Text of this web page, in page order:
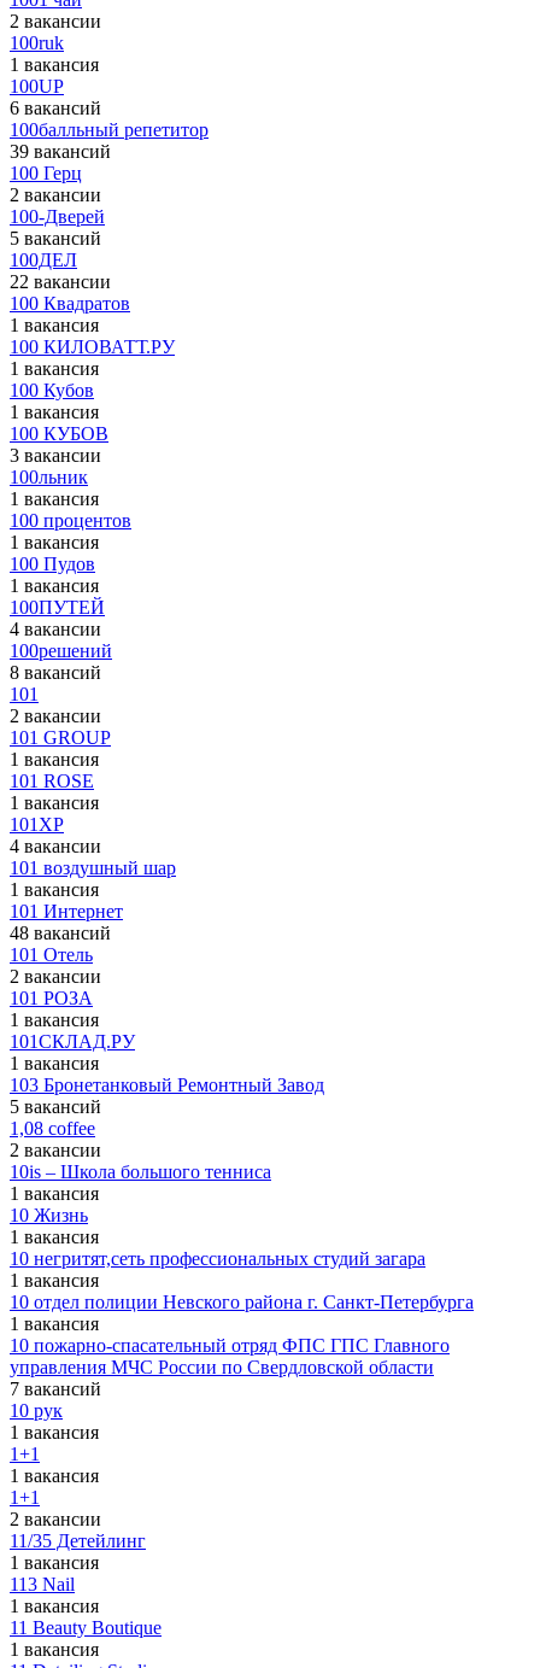
2 вакансии
100ruk
1 вакансия
100UP
6 вакансий
100балльный репетитор
39 вакансий
100 Герц
2 вакансии
100-Дверей
5 вакансий
100ДЕЛ
22 вакансии
100 Квадратов
1 вакансия
100 КИЛОВАТТ.РУ
1 вакансия
100 Кубов
1 вакансия
100 КУБОВ
3 вакансии
100льник
1 вакансия
100 процентов
1 вакансия
100 Пудов
1 вакансия
100ПУТЕЙ
4 вакансии
100решений
8 вакансий
101
2 вакансии
101 GROUP
1 вакансия
101 ROSE
1 вакансия
101XP
4 вакансии
101 воздушный шар
1 вакансия
101 Интернет
48 вакансий
101 Отель
2 вакансии
101 РОЗА
1 вакансия
101СКЛАД.РУ
1 вакансия
103 Бронетанковый Ремонтный Завод
5 вакансий
1,08 coffee
2 вакансии
10is – Школа большого тенниса
1 вакансия
10 Жизнь
1 вакансия
10 негритят,сеть профессиональных студий загара
1 вакансия
10 отдел полиции Невского района г. Санкт-Петербурга
1 вакансия
10 пожарно-спасательный отряд ФПС ГПС Главного
управления МЧС России по Свердловской области
7 вакансий
10 рук
1 вакансия
1+1
1 вакансия
1+1
2 вакансии
11/35 Детейлинг
1 вакансия
113 Nail
1 вакансия
11 Beauty Boutique
1 вакансия